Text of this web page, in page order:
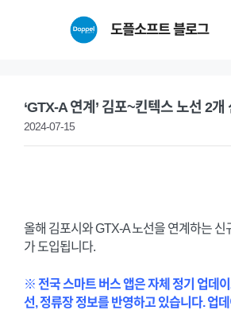
도플소프트 블로그
‘GTX-A 연계’ 김포~킨텍스 노선 2개
2024-07-15
올해 김포시와 GTX-A 노선을 연계하는 신
가 도입됩니다.
※ 전국 스마트 버스 앱은 자체 정기 업데
선, 정류장 정보를 반영하고 있습니다. 업